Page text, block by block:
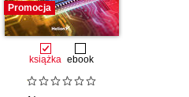
Promocja
książka ebook